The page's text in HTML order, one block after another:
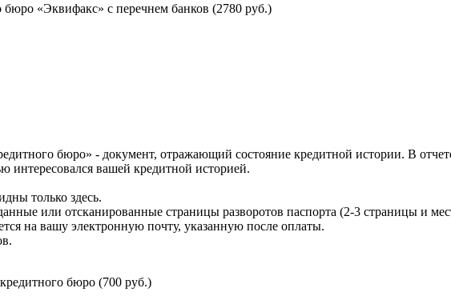
«Эквифакс» с перечнем банков (2780 руб.)
бюро» - документ, отражающий состояние кредитной истории. В
интересовался вашей кредитной историей.
только здесь.
или отсканированные страницы разворотов паспорта (2-3 страницы и
на вашу электронную почту, указанную после оплаты.
бюро (700 руб.)